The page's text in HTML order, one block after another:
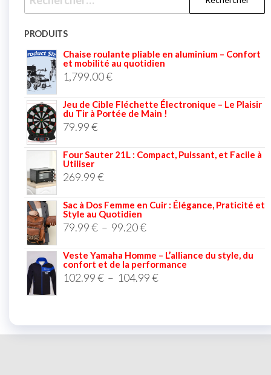
PRODUITS
Chaise roulante pliable en aluminium – Confort
et mobilité au quotidien
1,799.00€
Jeu de Cible Fléchette Électronique – Le Plaisir
du Tir à Portée de Main !
79.99€
Four Sauter 21L : Compact, Puissant, et Facile à
Utiliser
269.99€
Sac à Dos Femme en Cuir : Élégance, Praticité et
Style au Quotidien
79.99€ – 99.20€
Veste Yamaha Homme – L’alliance du style, du
confort et de la performance
102.99€ – 104.99€